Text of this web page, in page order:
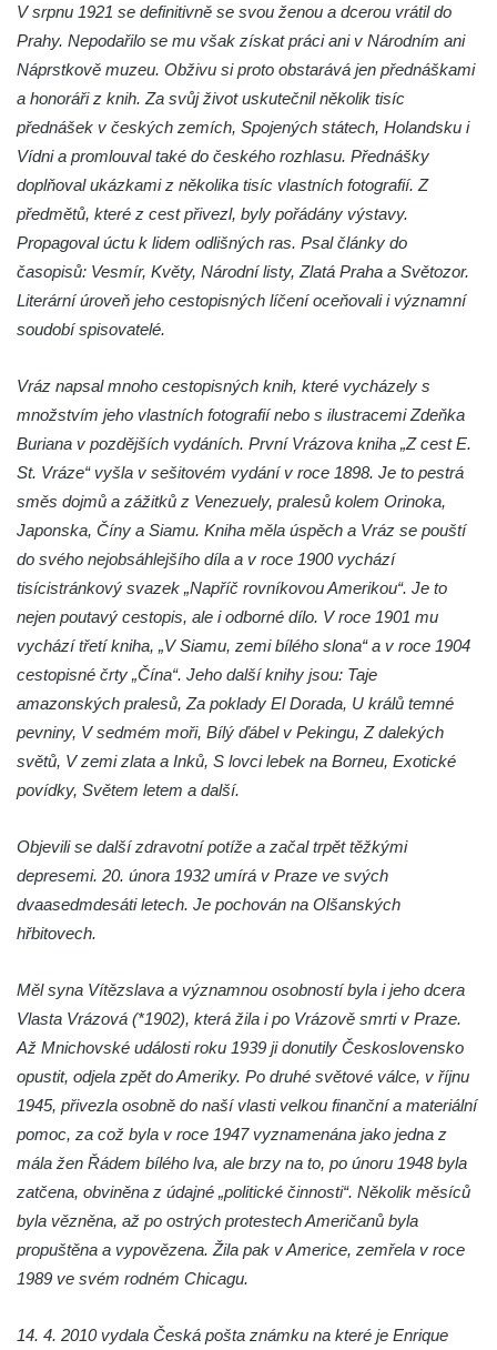
V srpnu 1921 se definitivně se svou ženou a dcerou vrátil do
Prahy. Nepodařilo se mu však získat práci ani v Národním ani
Náprstkově muzeu. Obživu si proto obstarává jen přednáškami
a honoráři z knih. Za svůj život uskutečnil několik tisíc
přednášek v českých zemích, Spojených státech, Holandsku i
Vídni a promlouval také do českého rozhlasu. Přednášky
doplňoval ukázkami z několika tisíc vlastních fotografií. Z
předmětů, které z cest přivezl, byly pořádány výstavy.
Propagoval úctu k lidem odlišných ras. Psal články do
časopisů: Vesmír, Květy, Národní listy, Zlatá Praha a Světozor.
Literární úroveň jeho cestopisných líčení oceňovali i významní
soudobí spisovatelé.
Vráz napsal mnoho cestopisných knih, které vycházely s
množstvím jeho vlastních fotografií nebo s ilustracemi Zdeňka
Buriana v pozdějších vydáních. První Vrázova kniha „Z cest E.
St. Vráze“ vyšla v sešitovém vydání v roce 1898. Je to pestrá
směs dojmů a zážitků z Venezuely, pralesů kolem Orinoka,
Japonska, Číny a Siamu. Kniha měla úspěch a Vráz se pouští
do svého nejobsáhlejšího díla a v roce 1900 vychází
tisícistránkový svazek „Napříč rovníkovou Amerikou“. Je to
nejen poutavý cestopis, ale i odborné dílo. V roce 1901 mu
vychází třetí kniha, „V Siamu, zemi bílého slona“ a v roce 1904
cestopisné črty „Čína“. Jeho další knihy jsou: Taje
amazonských pralesů, Za poklady El Dorada, U králů temné
pevniny, V sedmém moři, Bílý ďábel v Pekingu, Z dalekých
světů, V zemi zlata a Inků, S lovci lebek na Borneu, Exotické
povídky, Světem letem a další.
Objevili se další zdravotní potíže a začal trpět těžkými
depresemi. 20. února 1932 umírá v Praze ve svých
dvaasedmdesáti letech. Je pochován na Olšanských
hřbitovech.
Měl syna Vítězslava a významnou osobností byla i jeho dcera
Vlasta Vrázová (*1902), která žila i po Vrázově smrti v Praze.
Až Mnichovské události roku 1939 ji donutily Československo
opustit, odjela zpět do Ameriky. Po druhé světové válce, v říjnu
1945, přivezla osobně do naší vlasti velkou finanční a materiální
pomoc, za což byla v roce 1947 vyznamenána jako jedna z
mála žen Řádem bílého lva, ale brzy na to, po únoru 1948 byla
zatčena, obviněna z údajné „politické činnosti“. Několik měsíců
byla vězněna, až po ostrých protestech Američanů byla
propuštěna a vypovězena. Žila pak v Americe, zemřela v roce
1989 ve svém rodném Chicagu.
14. 4. 2010 vydala Česká pošta známku na které je Enrique